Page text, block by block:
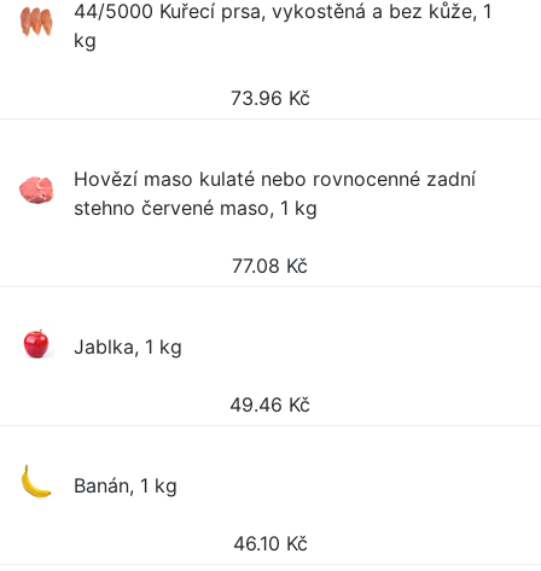
44/5000 Kuřecí prsa, vykostěná a bez kůže, 1
kg
73.96 Kč
Hovězí maso kulaté nebo rovnocenné zadní
stehno červené maso, 1 kg
77.08 Kč
Jablka, 1 kg
49.46 Kč
Banán, 1 kg
46.10 Kč